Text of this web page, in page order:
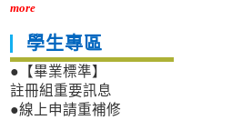
more
學生專區
●【畢業標準】
註冊組重要訊息
●線上申請重補修